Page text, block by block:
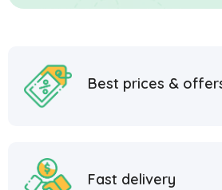
Best prices &
Fast delivery